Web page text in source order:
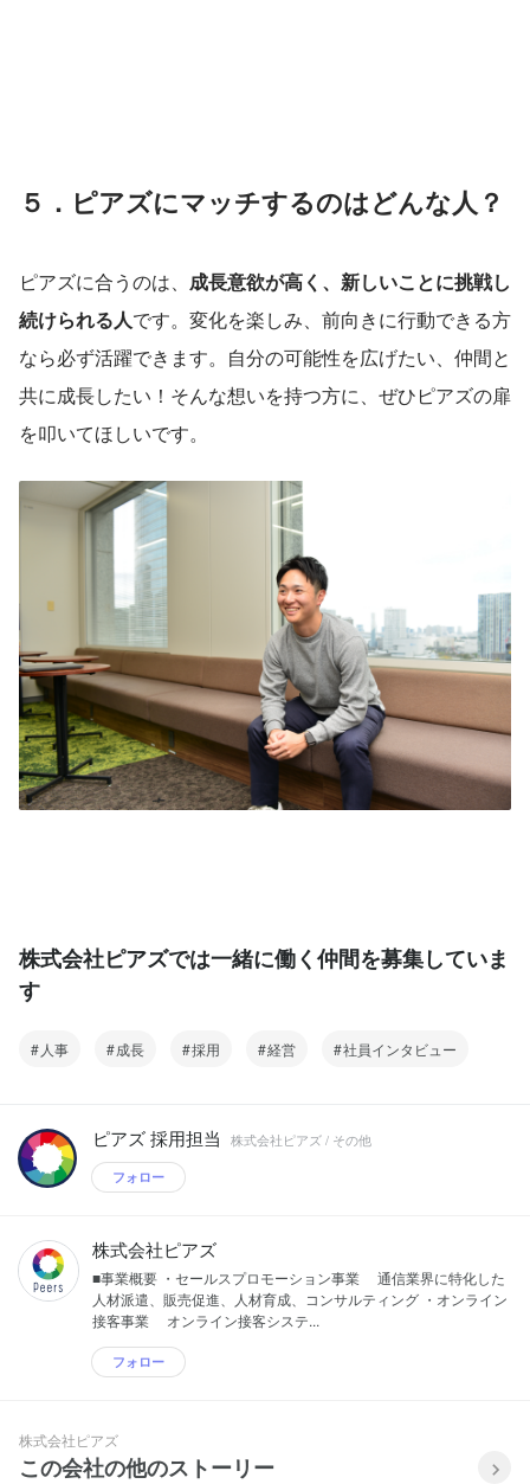
５．ピアズにマッチするのはどんな人？
ピアズに合うのは、 成長意欲が高く、新しいことに挑戦し
続けられる人です。変化を楽しみ、前向きに行動できる方
なら必ず活躍できます。自分の可能性を広げたい、仲間と
共に成長したい！そんな想いを持つ方に、ぜひピアズの扉
を叩いてほしいです。
株式会社ピアズでは一緒に働く仲間を募集していま
す
人事 成長 採用 経営 社員インタビュー
ピアズ 採用担当 株式会社ピアズ / その他
フォロー
株式会社ピアズ
■事業概要 ・セールスプロモーション事業 通信業界に特化した
人材派遣、販売促進、人材育成、コンサルティング ・オンライン
接客事業 オンライン接客システ...
フォロー
株式会社ピアズ
この会社の他のストーリー